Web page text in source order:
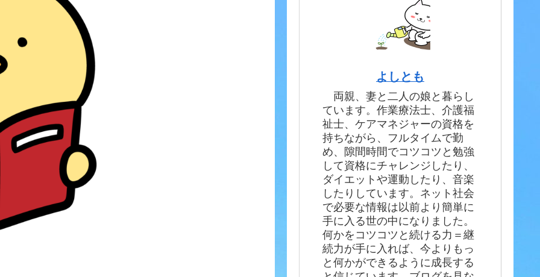
よしとも
両親、妻と二人の娘と暮らし
ています。作業療法士、介護福
祉士、ケアマネジャーの資格を
持ちながら、フルタイムで勤
め、隙間時間でコツコツと勉強
して資格にチャレンジしたり、
ダイエットや運動したり、音楽
したりしています。ネット社会
で必要な情報は以前より簡単に
手に入る世の中になりました。
何かをコツコツと続ける力＝継
続力が手に入れば、今よりもっ
と何かができるように成長する